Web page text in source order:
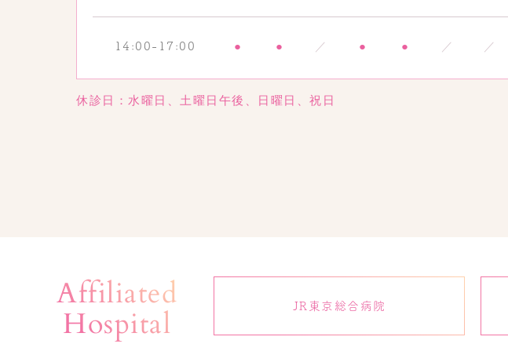
14:00-17:00 ● ● ／ ● ● ／ ／
休診日：水曜日、土曜日午後、日曜日、祝日
Affiliated
Hospital JR東京総合病院